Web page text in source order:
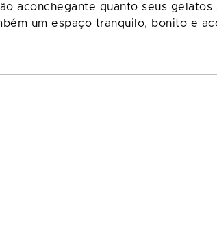
aconchegante quanto seus
um espaço tranquilo, bonito e